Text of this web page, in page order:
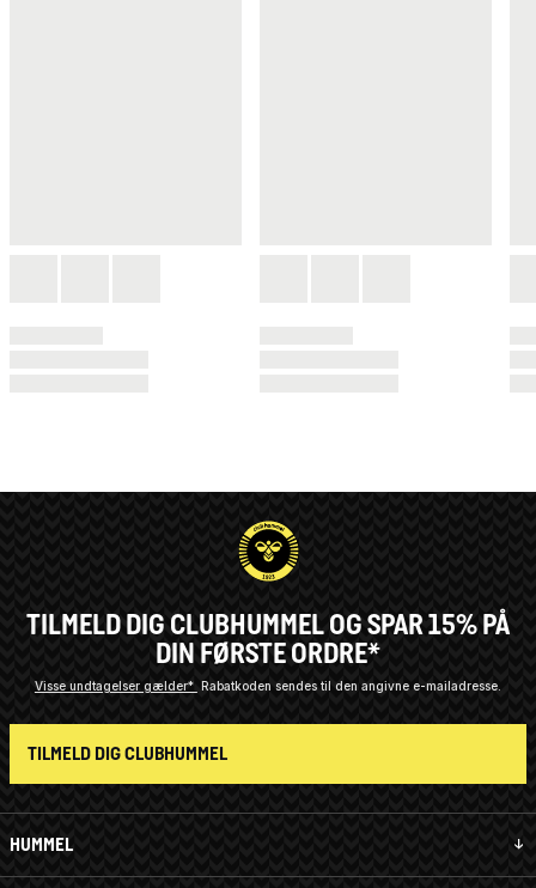
HUMMEL
TILMELD DIG CLUBHUMMEL OG SPAR 15% PÅ
DIN FØRSTE ORDRE*
Visse undtagelser gælder* Rabatkoden sendes til den angivne e-mailadresse.
TILMELD DIG CLUBHUMMEL